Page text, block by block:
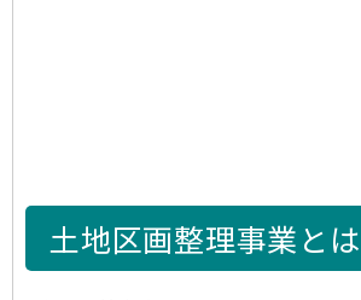
土地区画整理事業とは